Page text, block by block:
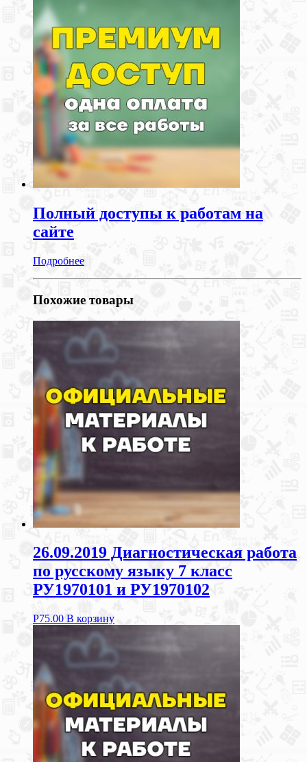
Полный доступы к работам на
сайте
Подробнее
Похожие товары
26.09.2019 Диагностическая работа
по русскому языку 7 класс
РУ1970101 и РУ1970102
Р75.00 В корзину